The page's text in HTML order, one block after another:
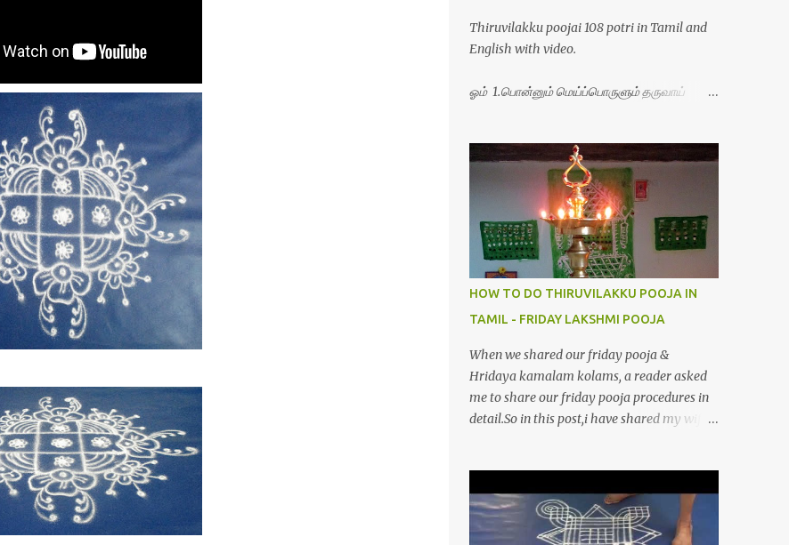
Thiruvilakku poojai 108 potri in Tamil and
English with video.
ஓம் 1.பொன்னும் மெய்ப்பொருளும் தருவாய்
4.மூவுலகும் நிறைந்திருந்தாய் போற்றி 5.வரம்பில்
இன்பமாய் வளர்ந்திருந்தாய் போற்றி
6.இயற்கையாய் அறிவொளி ஆனாய் போற்றி
7.ஈரேழுலகம் ஈன்றாய் போற்றி 8.பிறர்வயமாகா
பெரியோய் போற்றி 9.பேரின்பப் பெருக்காய்
பொலிந்தாய் போற்றி 10.பேரருட்கடலாம் பேரரு...
HOW TO DO THIRUVILAKKU POOJA IN
TAMIL - FRIDAY LAKSHMI POOJA
When we shared our friday pooja &
Hridaya kamalam kolams, a reader asked
me to share our friday pooja procedures in
detail.So in this post,i have shared my wife’s
procedure for more than 40 years in our
house each Friday.Now my daughter-in-law